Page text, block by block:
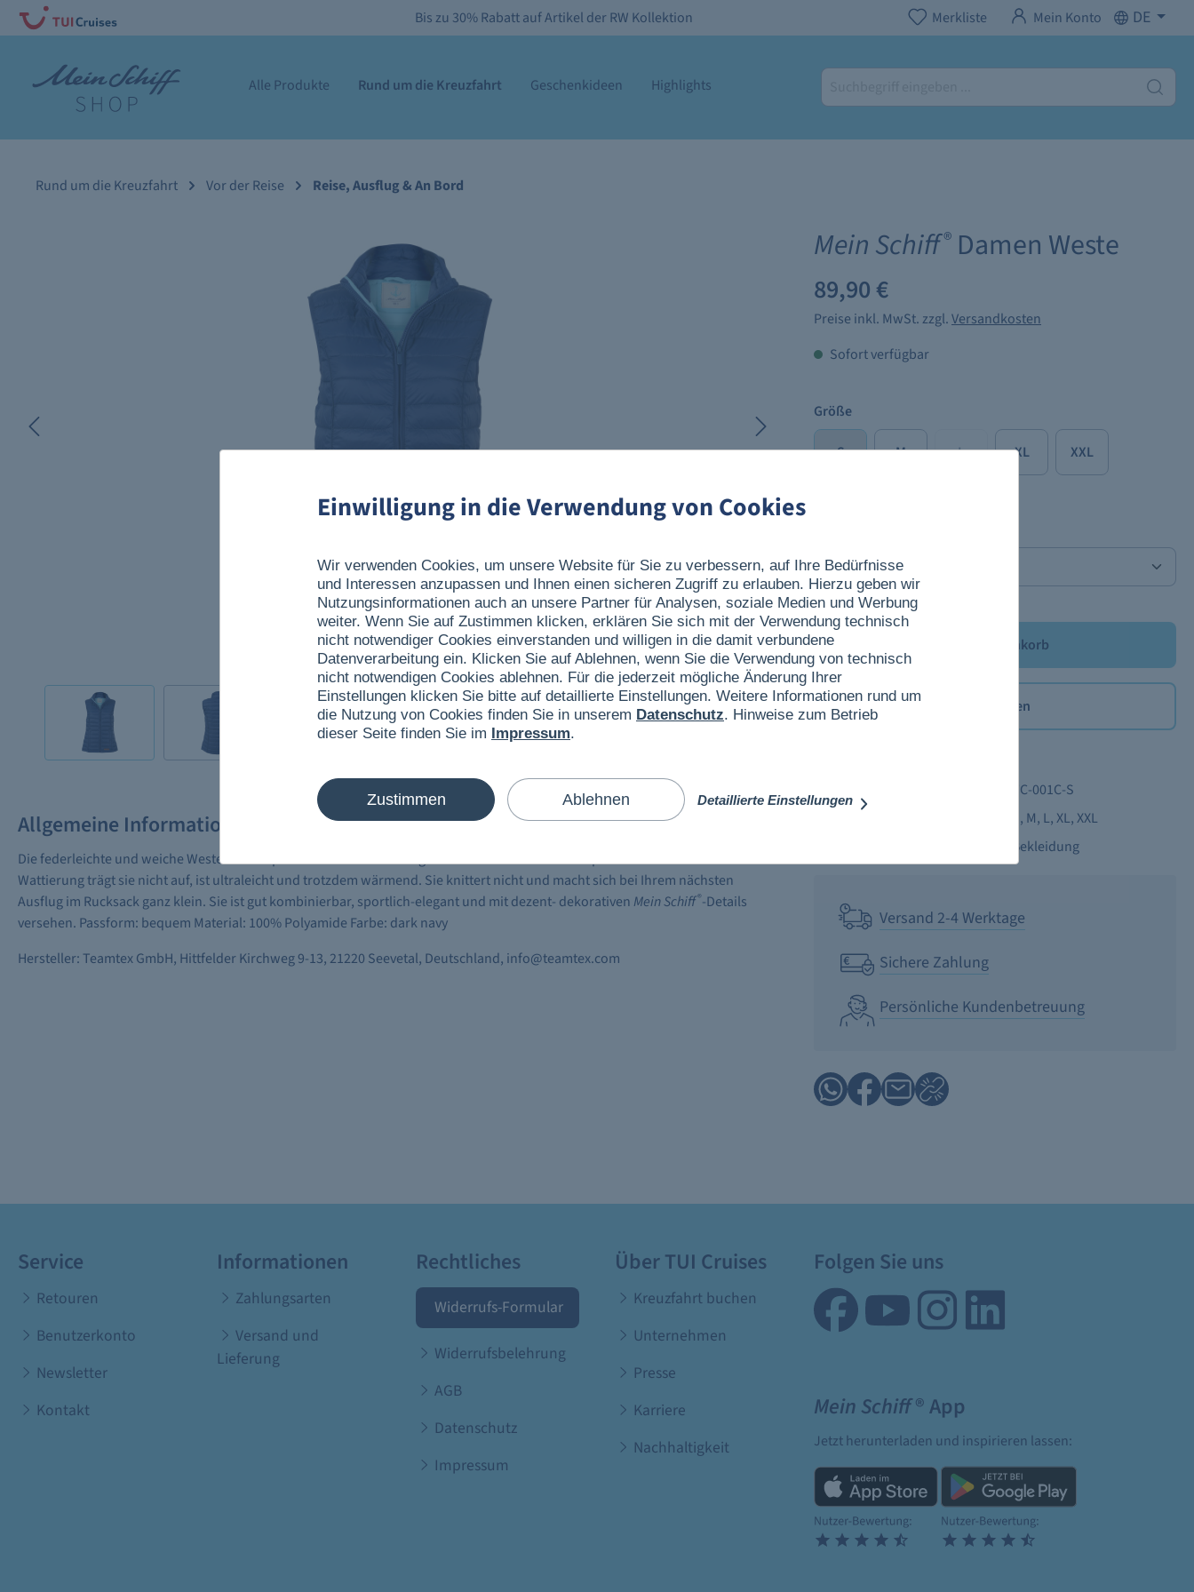
Bis zu 30% Rabatt auf Artikel der RW Kollektion Merkliste Mein Konto DE
Alle Produkte Rund um die Kreuzfahrt Geschenkideen Highlights
Rund um die Kreuzfahrt Vor der Reise Reise, Ausflug & An Bord
Allgemeine Informationen
Die federleichte und weiche Weste ist ein optimaler und flexibler Begleiter für schwankende Temperaturen. Dank der flachen
Wattierung trägt sie nicht auf, ist ultraleicht und trotzdem wärmend. Sie knittert nicht und macht sich bei Ihrem nächsten
Ausflug im Rucksack ganz klein. Sie ist gut kombinierbar, sportlich-elegant und mit dezent- dekorativen Mein Schiff®-Details
versehen. Passform: bequem Material: 100% Polyamide Farbe: dark navy
Hersteller: Teamtex GmbH, Hittfelder Kirchweg 9-13, 21220 Seevetal, Deutschland, info@teamtex.com
Mein Schiff® Damen Weste
89,90 €
Preise inkl. MwSt. zzgl.Versandkosten
Sofort verfügbar
Größe
S M L XL XXL
In den Warenkorb
Merken
TC-001C-S
, M, L, XL, XXL
Bekleidung
Versand 2-4 Werktage
Sichere Zahlung
Persönliche Kundenbetreuung
Service
Retouren
Benutzerkonto
Newsletter
Kontakt
Informationen
Zahlungsarten
Versand und
Lieferung
Rechtliches
Widerrufs-Formular
Widerrufsbelehrung
AGB
Datenschutz
Impressum
Über TUI Cruises
Kreuzfahrt buchen
Unternehmen
Presse
Karriere
Nachhaltigkeit
Folgen Sie uns
Mein Schiff® App
Jetzt herunterladen und inspirieren lassen:
Einwilligung in die Verwendung von Cookies
Wir verwenden Cookies, um unsere Website für Sie zu verbessern, auf Ihre Bedürfnisse
und Interessen anzupassen und Ihnen einen sicheren Zugriff zu erlauben. Hierzu geben wir
Nutzungsinformationen auch an unsere Partner für Analysen, soziale Medien und Werbung
weiter. Wenn Sie auf Zustimmen klicken, erklären Sie sich mit der Verwendung technisch
nicht notwendiger Cookies einverstanden und willigen in die damit verbundene
Datenverarbeitung ein. Klicken Sie auf Ablehnen, wenn Sie die Verwendung von technisch
nicht notwendigen Cookies ablehnen. Für die jederzeit mögliche Änderung Ihrer
Einstellungen klicken Sie bitte auf detaillierte Einstellungen. Weitere Informationen rund um
die Nutzung von Cookies finden Sie in unserem Datenschutz. Hinweise zum Betrieb
dieser Seite finden Sie im
Impressum.
Zustimmen Ablehnen Detaillierte Einstellungen